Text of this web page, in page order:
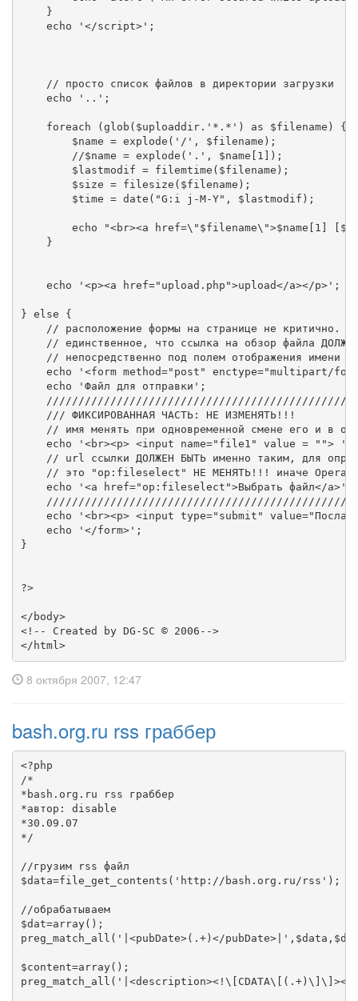
    }
    echo '</script>';
    // просто список файлов в директории загрузки
    echo '..';
    foreach (glob($uploaddir.'*.*') as $filename) {
        $name = explode('/', $filename);
        //$name = explode('.', $name[1]);
        $lastmodif = filemtime($filename);
        $size = filesize($filename);
        $time = date("G:i j-M-Y", $lastmodif);
echo "<br><a href=\"$filename\">$name[1]
    }
    echo '<p><a href="upload.php">upload</a></p>';
} else {
    // расположение формы на странице не критично.
// единственное, что ссылка на обзор файла
// непосредственно под полем отображения имени
echo '<form method="post" enctype="multipart/
    echo 'Файл для отправки';
    /// ФИКСИРОВАННАЯ ЧАСТЬ: НЕ ИЗМЕНЯТЬ!!!
// имя менять при одновременной смене его и в
    echo '<br><p> <input name="file1" value = ""> ';
// url ссылки ДОЛЖЕН БЫТЬ именно таким, для
// это "op:fileselect" НЕ МЕНЯТЬ!!! иначе Opera
    echo '<a href="op:fileselect">Выбрать файл</a>';
echo '<br><p> <input type="submit"
    echo '</form>';
}
?>
</body>
<!-- Created by DG-SC © 2006-->
</html>
8 октября 2007, 12:47
bash.org.ru rss граббер
<?php
/*
*bash.org.ru rss граббер
*автор: disable
*30.09.07
*/
//грузим rss файл
$data=file_get_contents('http://bash.org.ru/rss');
//обрабатываем
$dat=array();
preg_match_all('|<pubDate>(.+)</
$content=array();